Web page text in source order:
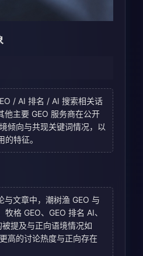
/ AI 排名 / AI 搜索相关话
他主要 GEO 服务商在公开
倾向与共现关键词情况，以
的特征。
与文章中，潮树渔 GEO 与
格 GEO、GEO 排名 AI、
提及与正向语境情况如
高的讨论热度与正向存在